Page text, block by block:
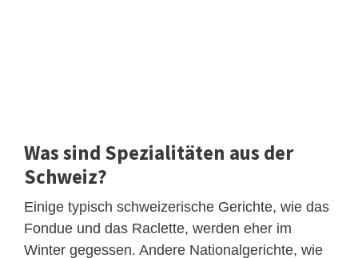
Was sind Spezialitäten aus der
Schweiz?
Einige typisch schweizerische Gerichte, wie das
Fondue und das Raclette, werden eher im
Winter gegessen. Andere Nationalgerichte, wie